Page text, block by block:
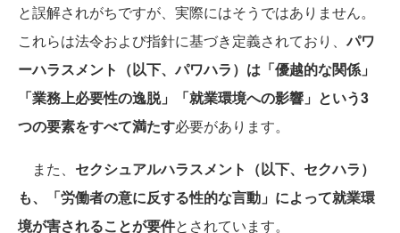
と誤解されがちですが、実際にはそうではありません。
これらは法令および指針に基づき定義されており、パワ
ーハラスメント（以下、パワハラ）は「優越的な関係」
「業務上必要性の逸脱」「就業環境への影響」という3
つの要素をすべて満たす必要があります。
また、 セクシュアルハラスメント（以下、セクハラ）
も、「労働者の意に反する性的な言動」によって就業環
境が害されることが要件とされています。